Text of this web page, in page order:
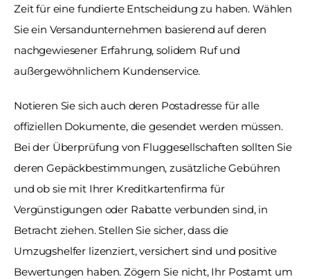
Zeit für eine fundierte Entscheidung zu haben. Wählen
Sie ein Versandunternehmen basierend auf deren
nachgewiesener Erfahrung, solidem Ruf und
außergewöhnlichem Kundenservice.
Notieren Sie sich auch deren Postadresse für alle
offiziellen Dokumente, die gesendet werden müssen.
Bei der Überprüfung von Fluggesellschaften sollten Sie
deren Gepäckbestimmungen, zusätzliche Gebühren
und ob sie mit Ihrer Kreditkartenfirma für
Vergünstigungen oder Rabatte verbunden sind, in
Betracht ziehen. Stellen Sie sicher, dass die
Umzugshelfer lizenziert, versichert sind und positive
Bewertungen haben. Zögern Sie nicht, Ihr Postamt um